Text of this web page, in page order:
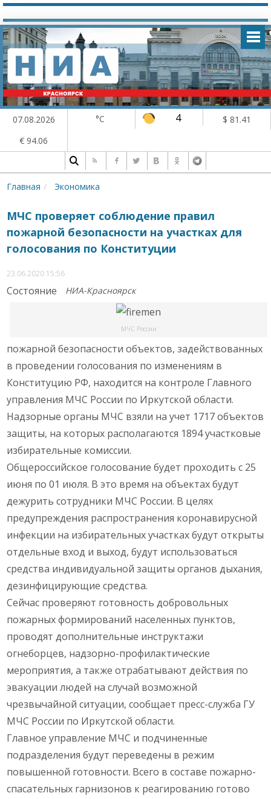
07.08.2026 °C 4
$ 81.41
€ 94.06
Главная Экономика
МЧС проверяет соблюдение правил
пожарной безопасности на участках для
голосования по Конституции
23.06.2020 15:56
НИА-Красноярск
МЧС России
Состояние
пожарной безопасности объектов, задействованных
в проведении голосования по изменениям в
Конституцию РФ, находится на контроле Главного
управления МЧС России по Иркутской области.
Надзорные органы МЧС взяли на учет 1717 объектов
защиты, на которых располагаются 1894 участковые
избирательные комиссии.
Общероссийское голосование будет проходить с 25
июня по 01 июля. В это время на объектах будут
дежурить сотрудники МЧС России. В целях
предупреждения распространения коронавирусной
инфекции на избирательных участках будут открыты
отдельные вход и выход, будут использоваться
средства индивидуальной защиты органов дыхания,
дезинфицирующие средства.
Сейчас проверяют готовность добровольных
пожарных формирований населенных пунктов,
проводят дополнительные инструктажи
огнеборцев, надзорно-профилактические
мероприятия, а также отрабатывают действия по
эвакуации людей на случай возможной
чрезвычайной ситуации, сообщает пресс-служба ГУ
МЧС России по Иркутской области.
Главное управление МЧС и подчиненные
подразделения будут переведены в режим
повышенной готовности. Всего в составе пожарно-
спасательных гарнизонов к реагированию готово